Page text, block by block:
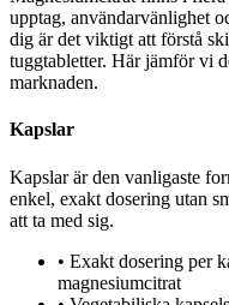
upptag, användarvänlighet
dig är det viktigt att förstå
tuggtabletter. Här jämför vi
marknaden.
Kapslar
Kapslar är den vanligaste
enkel, exakt dosering utan
att ta med sig.
• Exakt dosering per
magnesiumcitrat